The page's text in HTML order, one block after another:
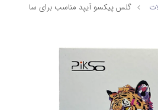
گلس پیکسو آیپد مناسب برای سایز 12.9 اینچ